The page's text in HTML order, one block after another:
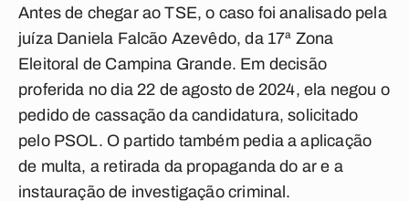
Antes de chegar ao TSE, o caso foi analisado pela
juíza Daniela Falcão Azevêdo, da 17ª Zona
Eleitoral de Campina Grande. Em decisão
proferida no dia 22 de agosto de 2024, ela negou o
pedido de cassação da candidatura, solicitado
pelo PSOL. O partido também pedia a aplicação
de multa, a retirada da propaganda do ar e a
instauração de investigação criminal.